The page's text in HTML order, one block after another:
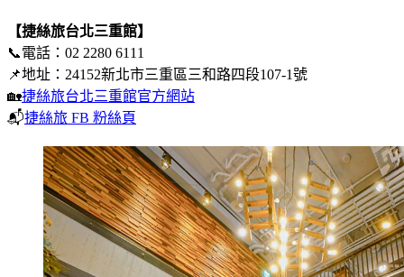
【捷絲旅台北三重館】
📞電話：02 2280 6111
📌地址：24152新北市三重區三和路四段107-1號
🏡捷絲旅台北三重館官方網站
📬捷絲旅 FB 粉絲頁